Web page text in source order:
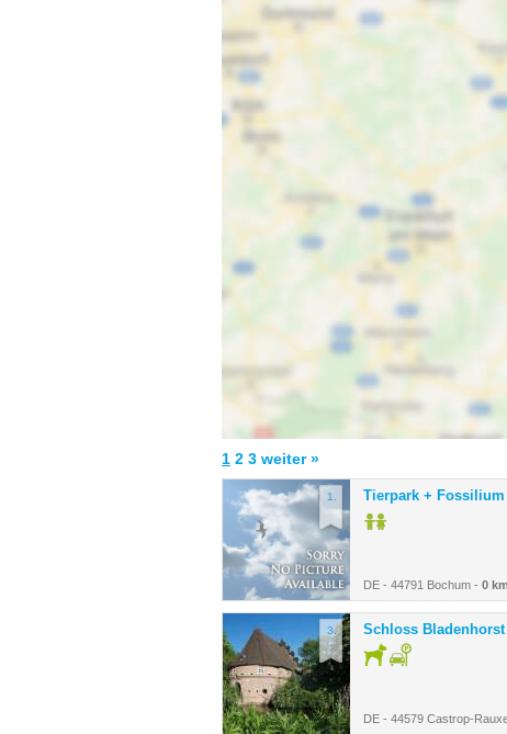
1 2 3 weiter »
1. Tierpark +
DE - 44791 Bochum - 0 km
3. Schloss Bladenhorst
DE - 44579 Castrop-